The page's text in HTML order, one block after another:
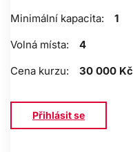
Minimální kapacita:
1
Volná místa:
4
Cena kurzu:
30 000 Kč
Přihlásit se